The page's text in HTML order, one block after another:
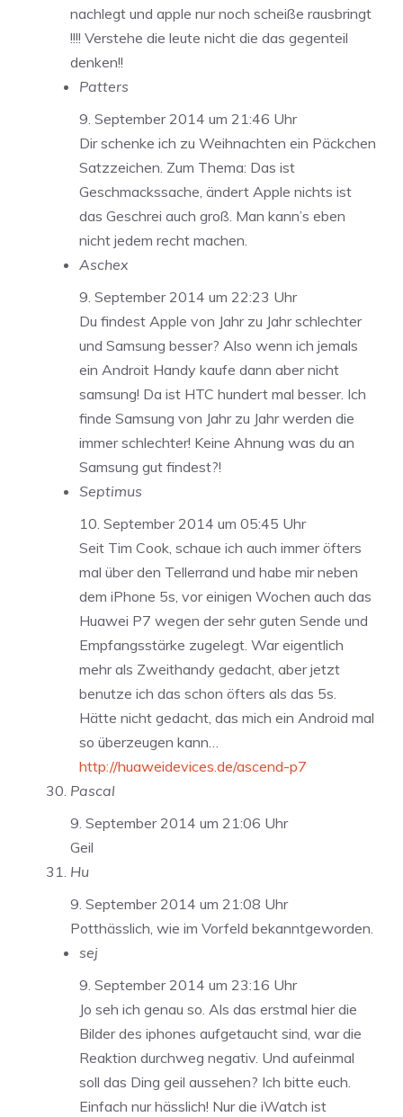
nachlegt und apple nur noch scheiße rausbringt
!!!! Verstehe die leute nicht die das gegenteil
denken!!
Patters
9. September 2014 um 21:46 Uhr
Dir schenke ich zu Weihnachten ein Päckchen
Satzzeichen. Zum Thema: Das ist
Geschmackssache, ändert Apple nichts ist
das Geschrei auch groß. Man kann’s eben
nicht jedem recht machen.
Aschex
9. September 2014 um 22:23 Uhr
Du findest Apple von Jahr zu Jahr schlechter
und Samsung besser? Also wenn ich jemals
ein Androit Handy kaufe dann aber nicht
samsung! Da ist HTC hundert mal besser. Ich
finde Samsung von Jahr zu Jahr werden die
immer schlechter! Keine Ahnung was du an
Samsung gut findest?!
Septimus
10. September 2014 um 05:45 Uhr
Seit Tim Cook, schaue ich auch immer öfters
mal über den Tellerrand und habe mir neben
dem iPhone 5s, vor einigen Wochen auch das
Huawei P7 wegen der sehr guten Sende und
Empfangsstärke zugelegt. War eigentlich
mehr als Zweithandy gedacht, aber jetzt
benutze ich das schon öfters als das 5s.
Hätte nicht gedacht, das mich ein Android mal
so überzeugen kann…
http://huaweidevices.de/ascend-p7
Pascal
9. September 2014 um 21:06 Uhr
Geil
Hu
9. September 2014 um 21:08 Uhr
Potthässlich, wie im Vorfeld bekanntgeworden.
sej
9. September 2014 um 23:16 Uhr
Jo seh ich genau so. Als das erstmal hier die
Bilder des iphones aufgetaucht sind, war die
Reaktion durchweg negativ. Und aufeinmal
soll das Ding geil aussehen? Ich bitte euch.
Einfach nur hässlich! Nur die iWatch ist